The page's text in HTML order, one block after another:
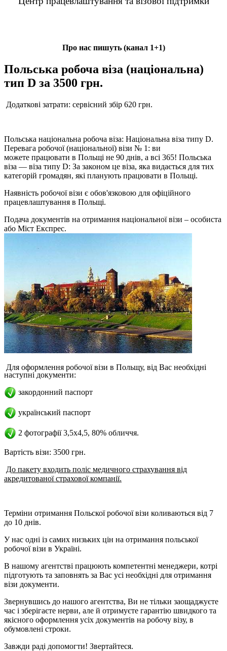
Про нас пишуть (канал 1+1)
Польська робоча віза (національна)
тип D за 3500 грн.
Додаткові затрати: сервісний збір 620 грн.
Польська національна робоча віза: Національна віза типу D.
Перевага робочої (національної) візи № 1: ви
можете працювати в Польщі не 90 днів, а всі 365! Польська
віза — віза типу D: За законом це віза, яка видається для тих
категорій громадян, які планують працювати в Польщі.
Наявність робочої візи є обов'язковою для офіційного
працевлаштування в Польщі.
Подача документів на отримання національної візи – особиста
або Міст Експрес.
Для оформлення робочої візи в Польщу, від Вас необхідні
наступні документи:
закордонний паспорт
український паспорт
2 фотографії 3,5х4,5, 80% обличчя.
Вартість візи: 3500 грн.
До пакету входить поліс медичного страхування від
акредитованої страхової компанії.
Терміни отримання Польскої робочої візи коливаються від 7
до 10 днів.
У нас одні із самих низьких цін на отримання польської
робочої візи в Україні.
В нашому агентстві працюють компетентні менеджери, котрі
підготують та заповнять за Вас усі необхідні для отримання
візи документи.
Звернувшись до нашого агентства, Ви не тільки заощаджуєте
час і зберігаєте нерви, але й отримуєте гарантію швидкого та
якісного оформлення усіх документів на робочу візу, в
обумовлені строки.
Завжди раді допомогти! Звертайтеся.